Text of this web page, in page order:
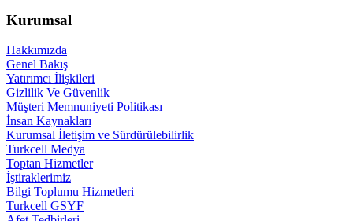
Kurumsal
Hakkımızda
Genel Bakış
Yatırımcı İlişkileri
Gizlilik Ve Güvenlik
Müşteri Memnuniyeti Politikası
İnsan Kaynakları
Kurumsal İletişim ve Sürdürülebilirlik
Turkcell Medya
Toptan Hizmetler
İştiraklerimiz
Bilgi Toplumu Hizmetleri
Turkcell GSYF